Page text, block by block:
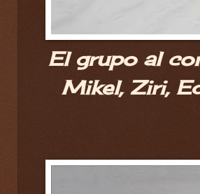
El grupo al
Mikel, Ziri,